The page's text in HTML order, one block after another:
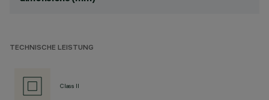
TECHNISCHE LEISTUNG
Class II